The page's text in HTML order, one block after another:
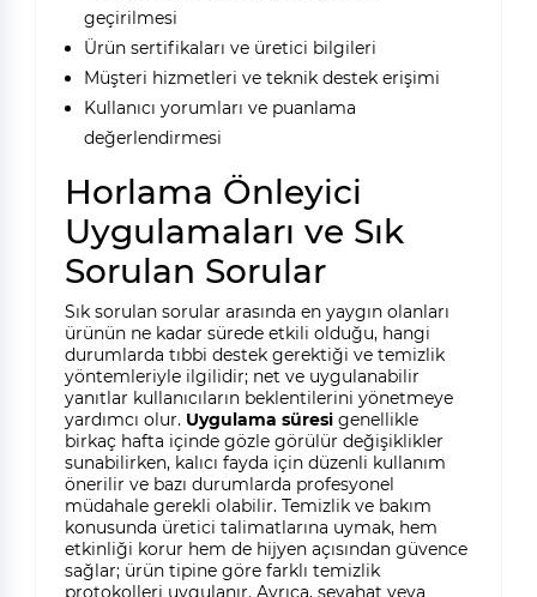
geçirilmesi
Ürün sertifikaları ve üretici bilgileri
Müşteri hizmetleri ve teknik destek erişimi
Kullanıcı yorumları ve puanlama
değerlendirmesi
Horlama Önleyici
Uygulamaları ve Sık
Sorulan Sorular
Sık sorulan sorular arasında en yaygın olanları
ürünün ne kadar sürede etkili olduğu, hangi
durumlarda tıbbi destek gerektiği ve temizlik
yöntemleriyle ilgilidir; net ve uygulanabilir
yanıtlar kullanıcıların beklentilerini yönetmeye
yardımcı olur. Uygulama süresigenellikle
birkaç hafta içinde gözle görülür değişiklikler
sunabilirken, kalıcı fayda için düzenli kullanım
önerilir ve bazı durumlarda profesyonel
müdahale gerekli olabilir. Temizlik ve bakım
konusunda üretici talimatlarına uymak, hem
etkinliği korur hem de hijyen açısından güvence
sağlar; ürün tipine göre farklı temizlik
protokolleri uygulanır. Ayrıca, seyahat veya